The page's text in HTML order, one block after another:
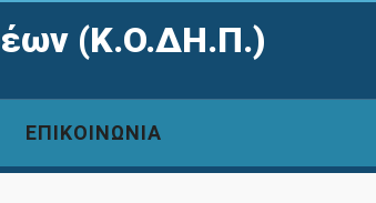
(Κ.Ο.ΔΗ.Π.)
ΕΠΙΚΟΙΝΩΝΙΑ